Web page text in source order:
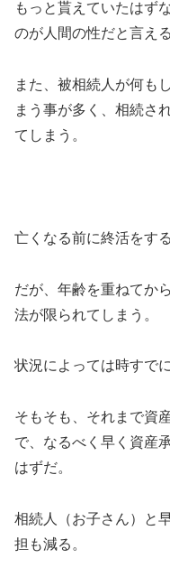
もっと貰えていたはず
のが人間の性だと言える
また、被相続人が何も
まう事が多く、相続さ
てしまう。
亡くなる前に終活をす
だが、年齢を重ねてか
法が限られてしまう。
状況によっては時すで
そもそも、それまで資
で、なるべく早く資産
はずだ。
相続人（お子さん）と
担も減る。